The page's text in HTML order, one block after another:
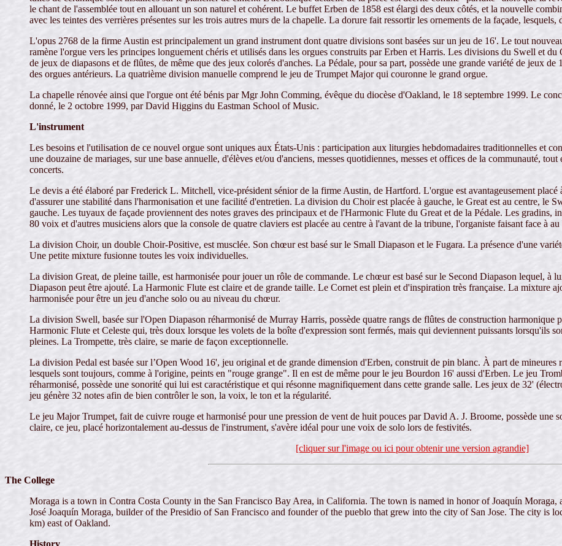
le chant de l'assemblée tout en allouant un son naturel et cohérent. Le buffet Erben de 1858 est élargi des deux côtés, et la nouvelle
avec les teintes des verrières présentes sur les trois autres murs de la chapelle. La dorure fait ressortir les ornements de la façade, lesquels,
L'opus 2768 de la firme Austin est principalement un grand instrument dont quatre divisions sont basées sur un jeu de 16'. Le tout
ramène l'orgue vers les principes longuement chéris et utilisés dans les orgues construits par Erben et Harris. Les divisions du Swell et
de jeux de diapasons et de flûtes, de même que des jeux colorés d'anches. La Pédale, pour sa part, possède une grande variété de jeux
des orgues antérieurs. La quatrième division manuelle comprend le jeu de Trumpet Major qui couronne le grand orgue.
La chapelle rénovée ainsi que l'orgue ont été bénis par Mgr John Comming, évêque du diocèse d'Oakland, le 18 septembre 1999. Le
donné, le 2 octobre 1999, par David Higgins du Eastman School of Music.
L'instrument
Les besoins et l'utilisation de ce nouvel orgue sont uniques aux États-Unis : participation aux liturgies hebdomadaires traditionnelles et
une douzaine de mariages, sur une base annuelle, d'élèves et/ou d'anciens, messes quotidiennes, messes et offices de la communauté,
concerts.
Le devis a été élaboré par Frederick L. Mitchell, vice-président sénior de la firme Austin, de Hartford. L'orgue est avantageusement
d'assurer une stabilité dans l'harmonisation et une facilité d'entretien. La division du Choir est placée à gauche, le Great est au centre, le
gauche. Les tuyaux de façade proviennent des notes graves des principaux et de l'Harmonic Flute du Great et de la Pédale. Les
80 voix et d'autres musiciens alors que la console de quatre claviers est placée au centre à l'avant de la tribune, l'organiste faisant face à
La division Choir, un double Choir-Positive, est musclée. Son chœur est basé sur le Small Diapason et le Fugara. La présence d'une
Une petite mixture fusionne toutes les voix individuelles.
La division Great, de pleine taille, est harmonisée pour jouer un rôle de commande. Le chœur est basé sur le Second Diapason lequel, à
Diapason peut être ajouté. La Harmonic Flute est claire et de grande taille. Le Cornet est plein et d'inspiration très française. La mixture
harmonisée pour être un jeu d'anche solo ou au niveau du chœur.
La division Swell, basée sur l'Open Diapason réharmonisé de Murray Harris, possède quatre rangs de flûtes de construction harmonique
Harmonic Flute et Celeste qui, très doux lorsque les volets de la boîte d'expression sont fermés, mais qui deviennent puissants lorsqu'ils
pleines. La Trompette, très claire, se marie de façon exceptionnelle.
La division Pedal est basée sur l’Open Wood 16', jeu original et de grande dimension d'Erben, construit de pin blanc. À part de mineures
lesquels sont toujours, comme à l'origine, peints en "rouge grange". Il en est de même pour le jeu Bourdon 16' aussi d'Erben. Le jeu
réharmonisé, possède une sonorité qui lui est caractéristique et qui résonne magnifiquement dans cette grande salle. Les jeux de 32'
jeu génère 32 notes afin de bien contrôler le son, la voix, le ton et la régularité.
Le jeu Major Trumpet, fait de cuivre rouge et harmonisé pour une pression de vent de huit pouces par David A. J. Broome, possède une
claire, ce jeu, placé horizontalement au-dessus de l'instrument, s'avère idéal pour une voix de solo lors de festivités.
[cliquer sur l'image ou ici pour obtenir une version agrandie]
The College
Moraga is a town in Contra Costa County in the San Francisco Bay Area, in California. The town is named in honor of Joaquín
José Joaquín Moraga, builder of the Presidio of San Francisco and founder of the pueblo that grew into the city of San Jose. The city is
km) east of Oakland.
History